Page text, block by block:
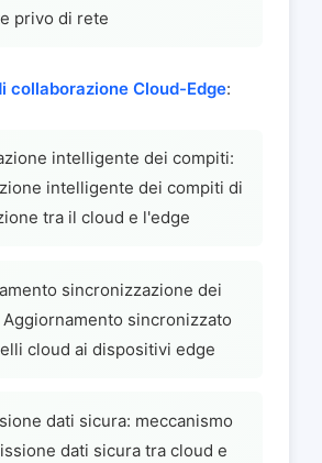
privo di rete
collaborazione Cloud-Edge:
intelligente dei compiti:
intelligente dei compiti di
tra il cloud e l'edge
sincronizzazione dei
sincronizzato
cloud ai dispositivi edge
dati sicura: meccanismo
dati sicura tra cloud e